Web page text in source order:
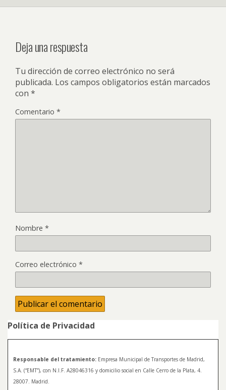
Deja una respuesta
Tu dirección de correo electrónico no será
publicada. Los campos obligatorios están marcados
con *
Comentario *
Nombre *
Correo electrónico *
Política de Privacidad
Responsable del tratamiento: Empresa Municipal de Transportes de Madrid,
S.A. (“EMT”), con N.I.F. A28046316 y domicilio social en Calle Cerro de la Plata, 4.
28007. Madrid.